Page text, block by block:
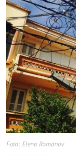
Foto: Elena Romanov